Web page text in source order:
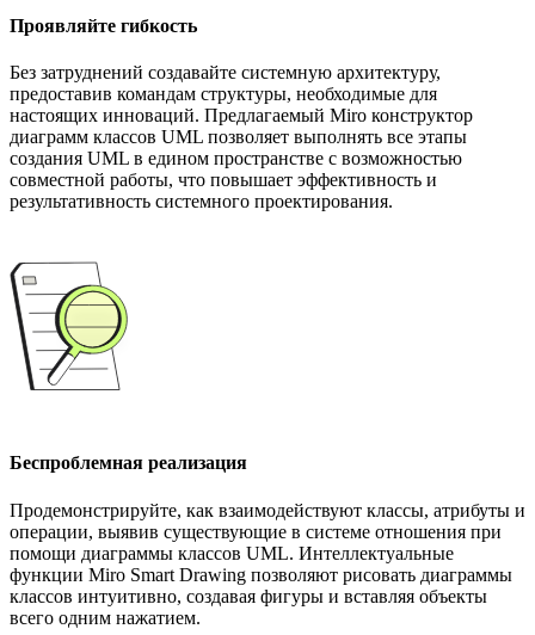
Проявляйте гибкость
Без затруднений создавайте системную архитектуру,
предоставив командам структуры, необходимые для
настоящих инноваций. Предлагаемый Miro конструктор
диаграмм классов UML позволяет выполнять все этапы
создания UML в едином пространстве с возможностью
совместной работы, что повышает эффективность и
результативность системного проектирования.
Беспроблемная реализация
Продемонстрируйте, как взаимодействуют классы, атрибуты и
операции, выявив существующие в системе отношения при
помощи диаграммы классов UML. Интеллектуальные
функции Miro Smart Drawing позволяют рисовать диаграммы
классов интуитивно, создавая фигуры и вставляя объекты
всего одним нажатием.